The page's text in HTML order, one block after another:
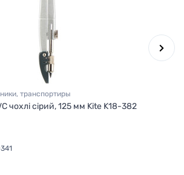
транспортиры
чохлі сірий, 125 мм Kite K18-382